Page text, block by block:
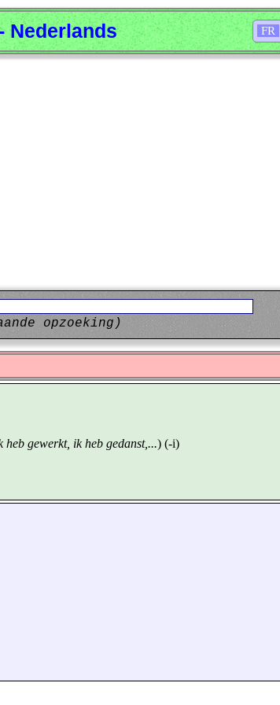
FR
Nederlands
opzoeking)
heb gewerkt, ik heb gedanst,...) (-i)